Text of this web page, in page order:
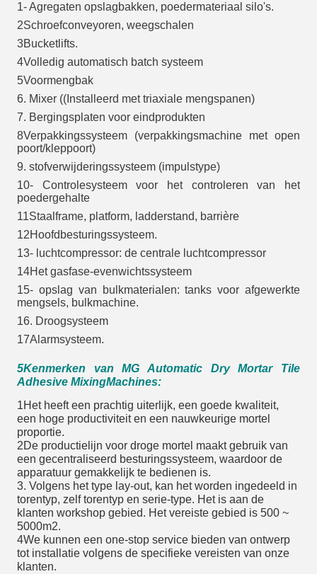
1- Agregaten opslagbakken, poedermateriaal silo's.
2Schroefconveyoren, weegschalen
3Bucketlifts.
4Volledig automatisch batch systeem
5Voormengbak
6. Mixer ((Installeerd met triaxiale mengspanen)
7. Bergingsplaten voor eindprodukten
8Verpakkingssysteem (verpakkingsmachine met open
poort/kleppoort)
9. stofverwijderingssysteem (impulstype)
10- Controlesysteem voor het controleren van het
poedergehalte
11Staalframe, platform, ladderstand, barrière
12Hoofdbesturingssysteem.
13- luchtcompressor: de centrale luchtcompressor
14Het gasfase-evenwichtssysteem
15- opslag van bulkmaterialen: tanks voor afgewerkte
mengsels, bulkmachine.
16. Droogsysteem
17Alarmsysteem.
5Kenmerken van MG Automatic Dry Mortar Tile
Adhesive MixingMachines:
1Het heeft een prachtig uiterlijk, een goede kwaliteit,
een hoge productiviteit en een nauwkeurige mortel
proportie.
2De productielijn voor droge mortel maakt gebruik van
een gecentraliseerd besturingssysteem, waardoor de
apparatuur gemakkelijk te bedienen is.
3. Volgens het type lay-out, kan het worden ingedeeld in
torentyp, zelf torentyp en serie-type. Het is aan de
klanten workshop gebied. Het vereiste gebied is 500 ~
5000m2.
4We kunnen een one-stop service bieden van ontwerp
tot installatie volgens de specifieke vereisten van onze
klanten.